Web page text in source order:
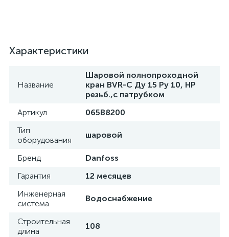
Характеристики
Название
Шаровой полнопроходной
кран BVR-С Ду 15 Ру 10, НР
резьб.,с патрубком
Артикул
065B8200
Тип
оборудования
шаровой
Бренд
Danfoss
Гарантия
12 месяцев
Инженерная
система
Водоснабжение
Строительная
длина
108